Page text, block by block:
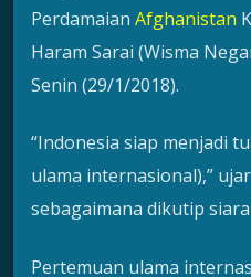
Perdamaian Afghanistan
Haram Sarai (Wisma
Senin (29/1/2018).
“Indonesia siap menjadi
ulama internasional),”
sebagaimana dikutip
Pertemuan ulama